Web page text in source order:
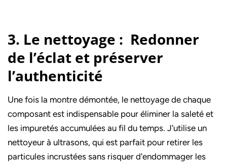
3. Le nettoyage : Redonner
de l’éclat et préserver
l’authenticité
Une fois la montre démontée, le nettoyage de chaque
composant est indispensable pour éliminer la saleté et
les impuretés accumulées au fil du temps. J'utilise un
nettoyeur à ultrasons, qui est parfait pour retirer les
particules incrustées sans risquer d'endommager les